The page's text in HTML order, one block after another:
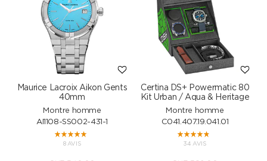
Maurice Lacroix Aikon Gents
40mm
Montre homme
AI1108-SS002-431-1
8 AVIS
Certina DS+ Powermatic 80
Kit Urban / Aqua & Heritage
Montre homme
C041.407.19.041.01
34 AVIS